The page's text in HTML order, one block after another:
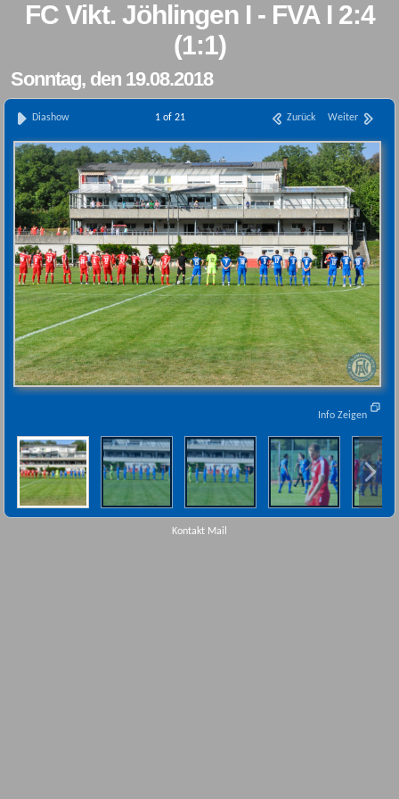
FC Vikt. Jöhlingen I - FVA I 2:4
(1:1)
Sonntag, den 19.08.2018
Diashow Zurück Weiter
1 of 21
Info Zeigen
Kontakt Mail